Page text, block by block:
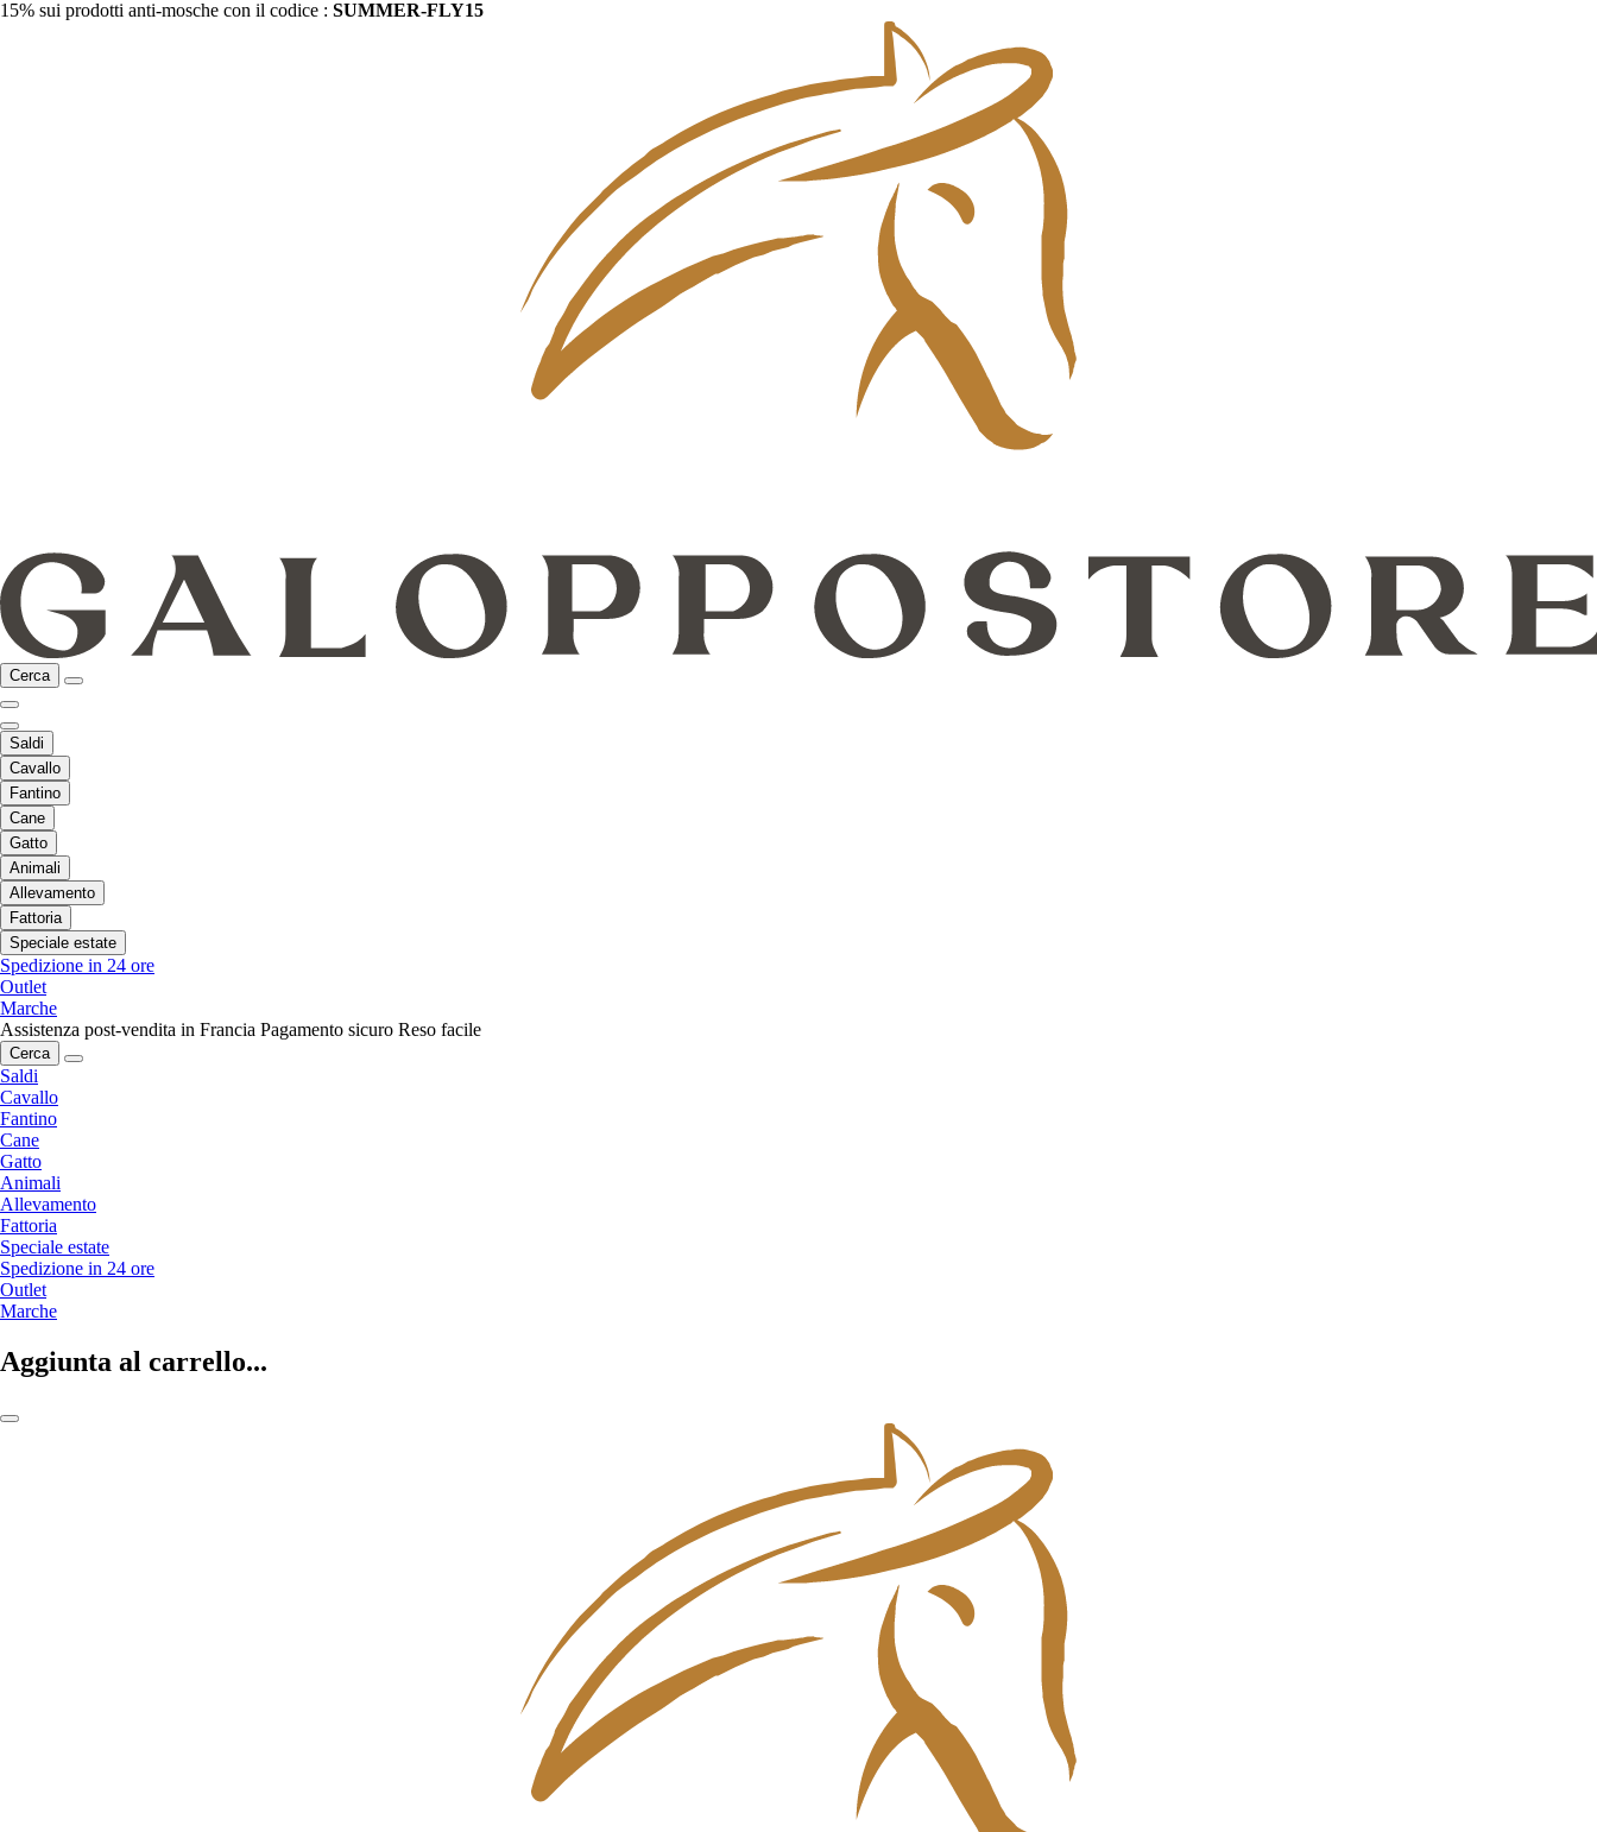
15% sui prodotti anti-mosche con il codice : SUMMER-FLY15
Cerca
Saldi
Cavallo
Fantino
Cane
Gatto
Animali
Allevamento
Fattoria
Speciale estate
Spedizione in 24 ore
Outlet
Marche
Assistenza post-vendita in Francia Pagamento sicuro Reso facile
Cerca
Saldi
Cavallo
Fantino
Cane
Gatto
Animali
Allevamento
Fattoria
Speciale estate
Spedizione in 24 ore
Outlet
Marche
Aggiunta al carrello...